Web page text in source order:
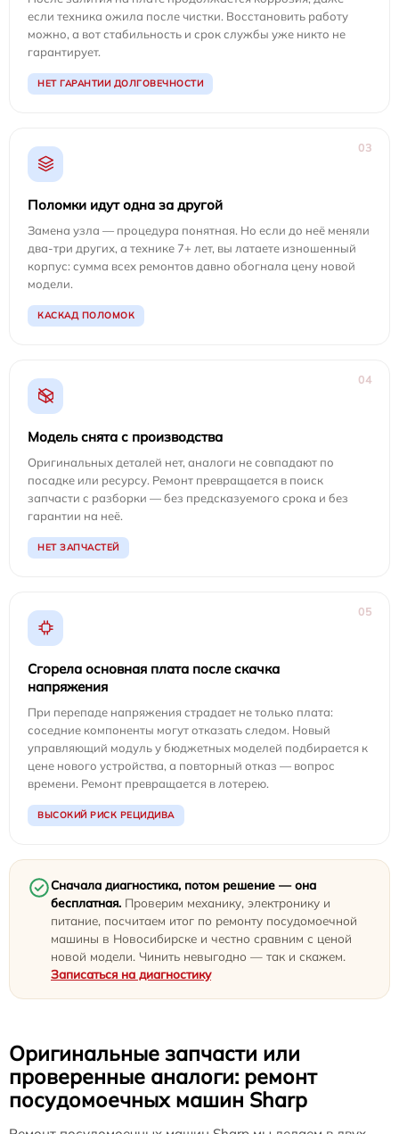
если техника ожила после чистки. Восстановить работу
можно, а вот стабильность и срок службы уже никто не
гарантирует.
НЕТ ГАРАНТИИ ДОЛГОВЕЧНОСТИ
03
Поломки идут одна за другой
Замена узла — процедура понятная. Но если до неё меняли
два-три других, а технике 7+ лет, вы латаете изношенный
корпус: сумма всех ремонтов давно обогнала цену новой
модели.
КАСКАД ПОЛОМОК
04
Модель снята с производства
Оригинальных деталей нет, аналоги не совпадают по
посадке или ресурсу. Ремонт превращается в поиск
запчасти с разборки — без предсказуемого срока и без
гарантии на неё.
НЕТ ЗАПЧАСТЕЙ
05
Сгорела основная плата после скачка
напряжения
При перепаде напряжения страдает не только плата:
соседние компоненты могут отказать следом. Новый
управляющий модуль у бюджетных моделей подбирается к
цене нового устройства, а повторный отказ — вопрос
времени. Ремонт превращается в лотерею.
ВЫСОКИЙ РИСК РЕЦИДИВА
Сначала диагностика, потом решение — она
бесплатная. Проверим механику, электронику и
питание, посчитаем итог по ремонту посудомоечной
машины в Новосибирске и честно сравним с ценой
новой модели. Чинить невыгодно — так и скажем.
Записаться на диагностику
Оригинальные запчасти или
проверенные аналоги: ремонт
посудомоечных машин Sharp